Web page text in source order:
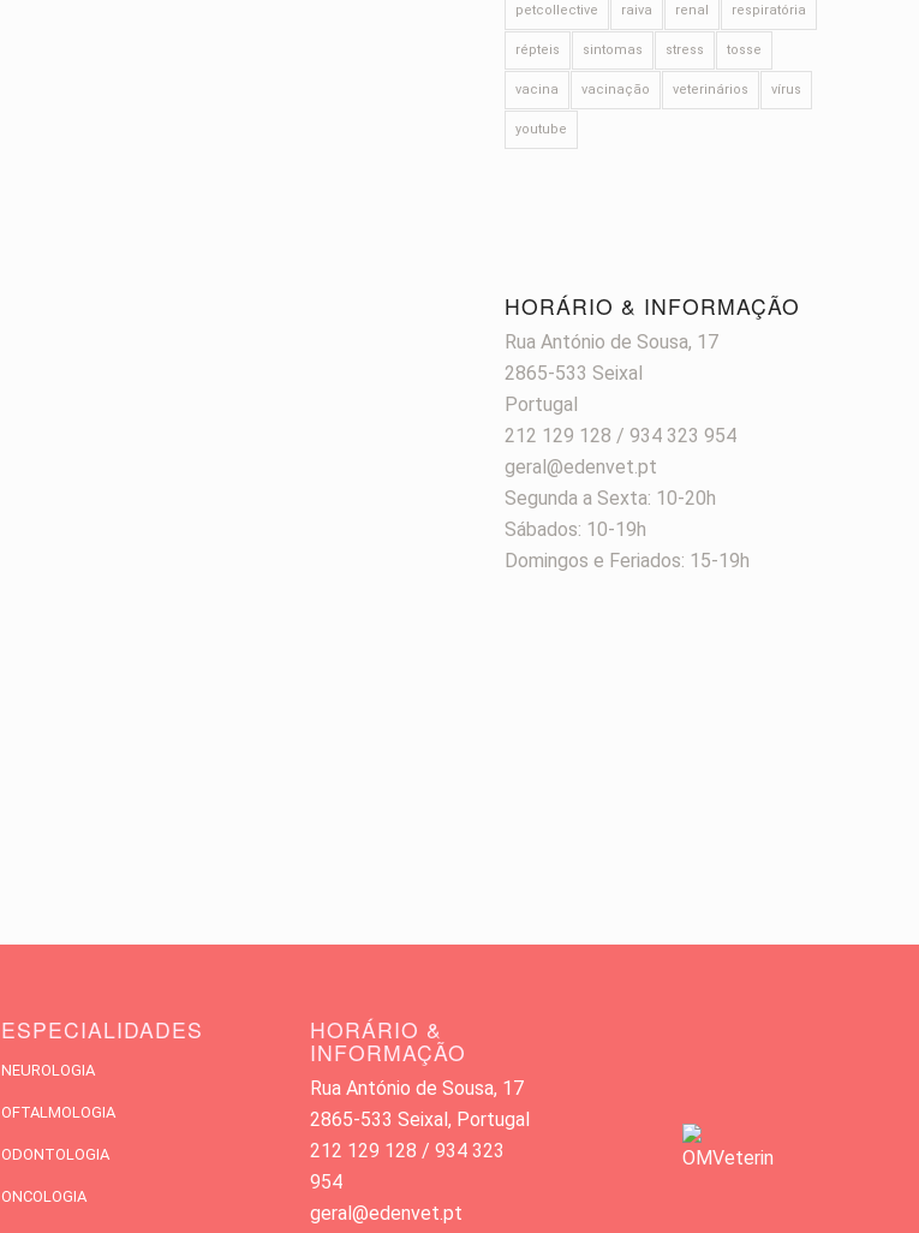
petcollective raiva renal respiratória
répteis sintomas stress tosse
vacina vacinação veterinários vírus
youtube
HORÁRIO & INFORMAÇÃO
Rua António de Sousa, 17
2865-533 Seixal
Portugal
212 129 128 / 934 323 954
geral@edenvet.pt
Segunda a Sexta: 10-20h
Sábados: 10-19h
Domingos e Feriados: 15-19h
ESPECIALIDADES
NEUROLOGIA
OFTALMOLOGIA
ODONTOLOGIA
ONCOLOGIA
HORÁRIO &
INFORMAÇÃO
Rua António de Sousa, 17
2865-533 Seixal, Portugal
212 129 128 / 934 323
954
geral@edenvet.pt